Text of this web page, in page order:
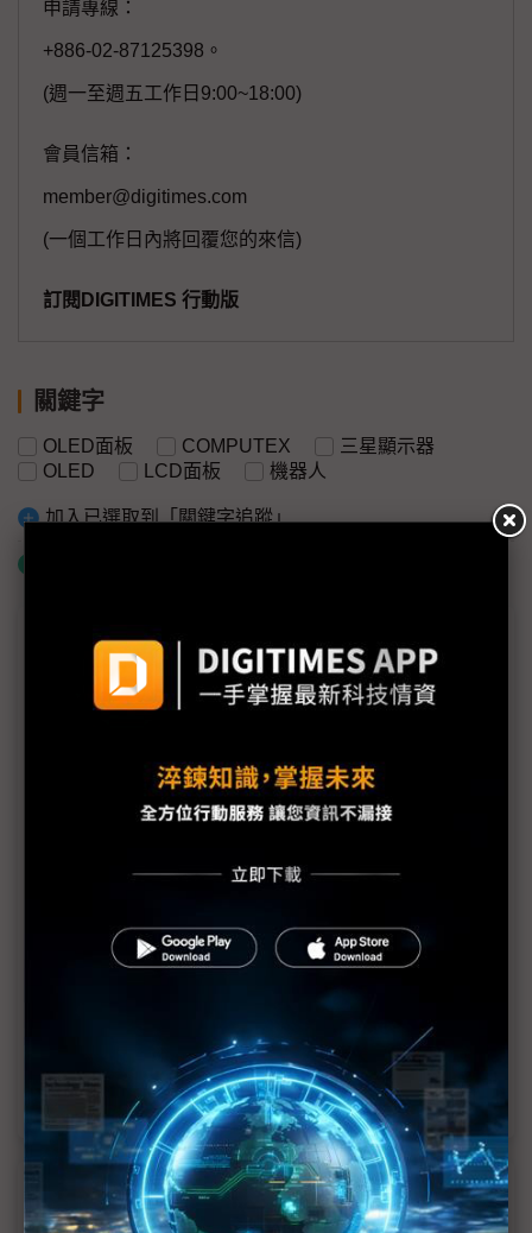
申請專線：
+886-02-87125398。
(週一至週五工作日9:00~18:00)
會員信箱：
member@digitimes.com
(一個工作日內將回覆您的來信)
訂閱DIGITIMES 行動版
關鍵字
OLED面板 COMPUTEX
三星顯示器
OLED
LCD面板 機器人
加入已選取到「關鍵字追蹤」
議題精選－他們在COMPUTEX的第一次
機器人見證面板比輕盈 三星顯示器：IT市場正從
LCD過渡到OLED
UT One亮相 三星顯示器首度參展COMPUTEX為哪
液冷明年報喜、與NV打得火熱 光寶AI營收佔比上看
COMPUTEX幕後：長江存儲首度參展未現身 線上進
雙鴻首度參展COMPUTEX 液冷、氣冷散熱方案齊發
光寶50周年立下新起點 成長型事業目標比重達60%
近７天熱門報導